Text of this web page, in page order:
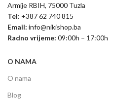
Armije RBIH, 75000 Tuzla
Tel: +387 62 740 815
Email: info@nikishop.ba
Radno vrijeme: 09:00h – 17:00h
O NAMA
O nama
Blog